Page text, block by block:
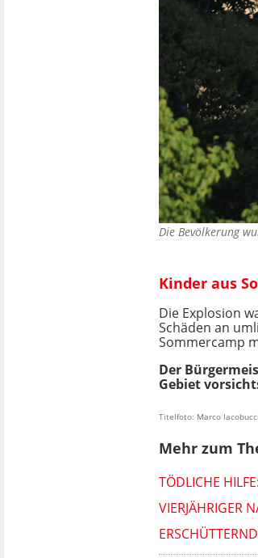
Die Bevölkerung
Kinder aus
Die Explosion
Schäden an
Sommercamp
Der
Gebiet
Titelfoto: Marco
Mehr zum
TÖDLICHE
VIERJÄHRIGER